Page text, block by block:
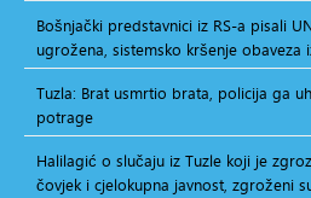
Bošnjački predstavnici iz RS-a pisali
ugrožena, sistemsko kršenje obaveza
Tuzla: Brat usmrtio brata, policija ga
potrage
Halilagić o slučaju iz Tuzle koji je
čovjek i cjelokupna javnost, zgroženi